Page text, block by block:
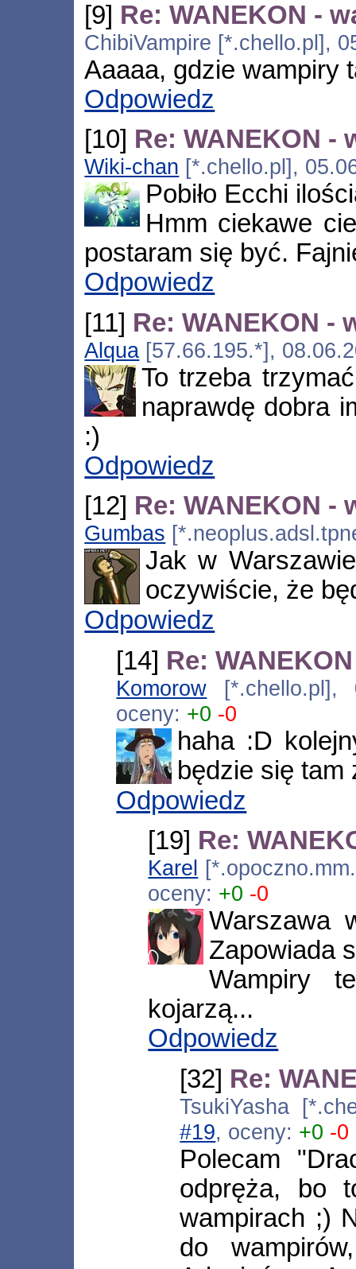
[9] Re: WANEKON -
ChibiVampire [*.chello.pl],
Aaaaa, gdzie wampiry
Odpowiedz
[10] Re: WANEKON -
Wiki-chan [*.chello.pl],
Pobiło Ecchi
Hmm ciekawe
postaram się być.
Odpowiedz
[11] Re: WANEKON -
Alqua [57.66.195.*],
To trzeba
naprawdę dobra
:)
Odpowiedz
[12] Re: WANEKON -
Gumbas
Jak w
oczywiście, że
Odpowiedz
[14] Re:
Komorow [*.chello.pl],
oceny: +0 -0
haha :D
będzie się
Odpowiedz
[19] Re:
Karel
oceny: +0 -0
Warszawa
Zapowiada
Wampiry
kojarzą...
Odpowiedz
[32] Re:
TsukiYasha
#19, oceny: +0 -0
Polecam
odpręża, bo
wampirach ;)
do